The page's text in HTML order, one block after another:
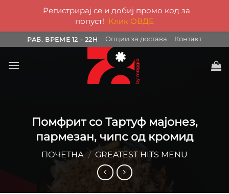
to
content
РАБ. ВРЕМЕ 12 - 22H Опции за достава Контакт
Помфрит со Тартуф мајонез,
пармезан, чипс од кромид
ПОЧЕТНА / GREATEST HITS MENU
Регистрирај се и добиј промо код за
попуст! Клик ОВДЕ